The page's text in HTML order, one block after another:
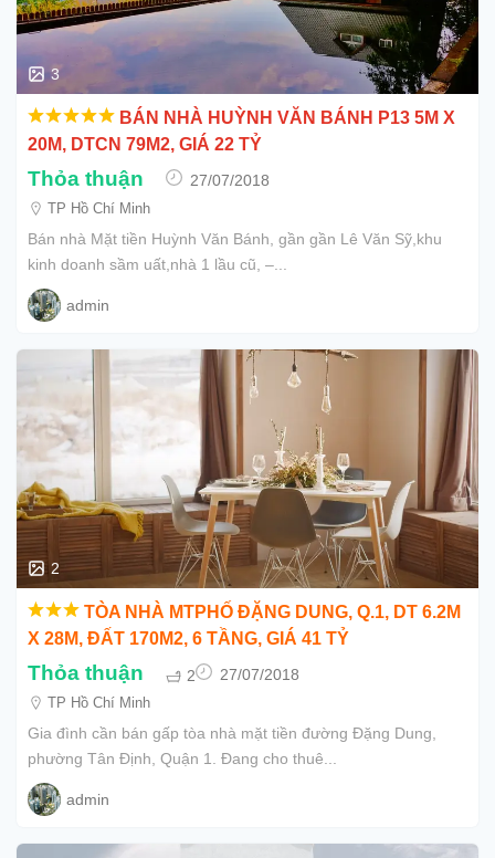
3
BÁN NHÀ HUỲNH VĂN BÁNH P13 5M X
20M, DTCN 79M2, GIÁ 22 TỶ
Thỏa thuận
27/07/2018
TP Hồ Chí Minh
Bán nhà Mặt tiền Huỳnh Văn Bánh, gần gần Lê Văn Sỹ,khu
kinh doanh sầm uất,nhà 1 lầu cũ, –...
admin
2
TÒA NHÀ MTPHỐ ĐẶNG DUNG, Q.1, DT 6.2M
X 28M, ĐẤT 170M2, 6 TẦNG, GIÁ 41 TỶ
Thỏa thuận 2
27/07/2018
TP Hồ Chí Minh
Gia đình cần bán gấp tòa nhà mặt tiền đường Đặng Dung,
phường Tân Định, Quận 1. Đang cho thuê...
admin